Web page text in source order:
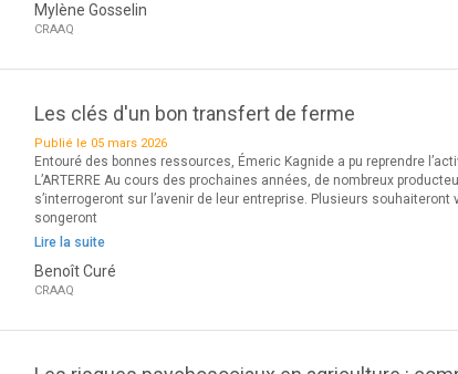
Mylène Gosselin
CRAAQ
Les clés d'un bon transfert de ferme
Publié le 05 mars 2026
Entouré des bonnes ressources, Émeric Kagnide a pu reprendre
L’ARTERRE Au cours des prochaines années, de nombreux
s’interrogeront sur l’avenir de leur entreprise. Plusieurs souhaiteront
songeront
Lire la suite
Benoît Curé
CRAAQ